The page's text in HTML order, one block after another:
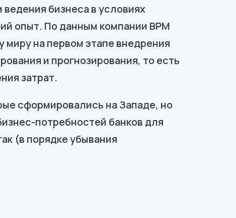
бизнеса в условиях
опыт. По данным компании ВРМ
миру на первом этапе внедрения
и прогнозирования, то есть
затрат.
сформировались на Западе, но
потребностей банков для
(в порядке убывания